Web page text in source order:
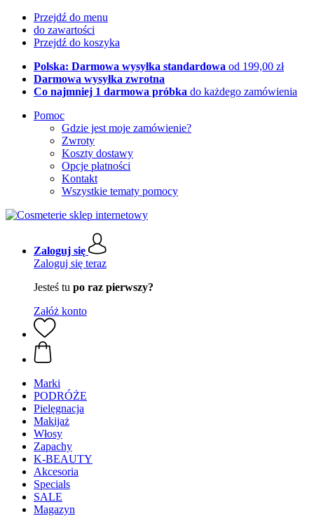
Przejdź do menu
do zawartości
Przejdź do koszyka
Polska: Darmowa wysyłka standardowa od 199,00 zł
Darmowa wysyłka zwrotna
Co najmniej 1 darmowa próbka do każdego zamówienia
Pomoc
Gdzie jest moje zamówienie?
Zwroty
Koszty dostawy
Opcje płatności
Kontakt
Wszystkie tematy pomocy
Zaloguj się
Zaloguj się teraz
Jesteś tu po raz pierwszy?
Załóż konto
Marki
PODRÓŻE
Pielęgnacja
Makijaż
Włosy
Zapachy
K-BEAUTY
Akcesoria
Specials
SALE
Magazyn